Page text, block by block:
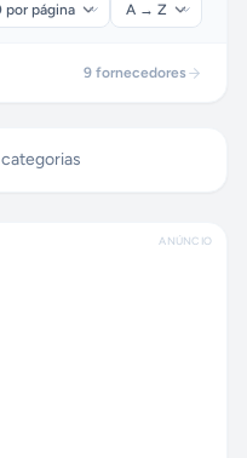
9 fornecedores
categorias
ANÚNCIO